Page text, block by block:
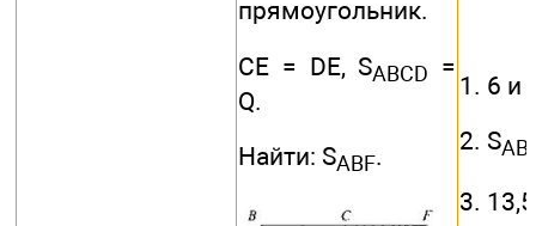
прямоугольник.
СЕ = DE, SABCD
=
Q.
Найти: SABF.
1. 6 и
2. S
3.